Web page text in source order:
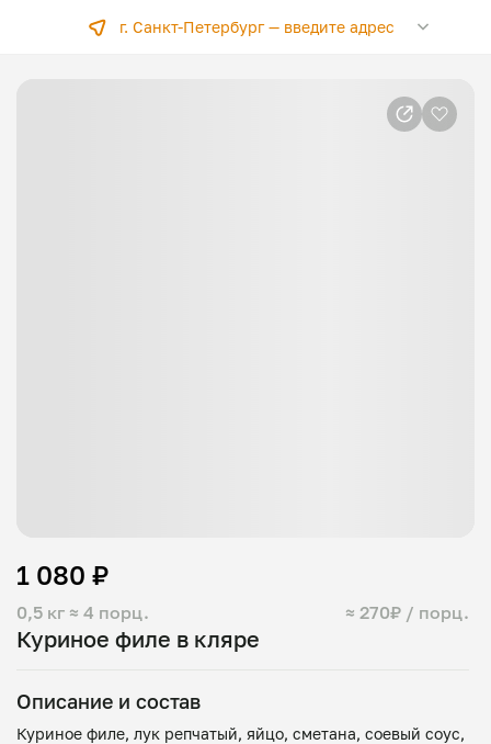
г. Санкт-Петербург —введите адрес
Куриное филе в кляре
0,5 кг ≈ 4 порц. ≈ 270₽ / порц.
1 080 ₽
Описание и состав
Куриное филе, лук репчатый, яйцо, сметана, соевый соус,